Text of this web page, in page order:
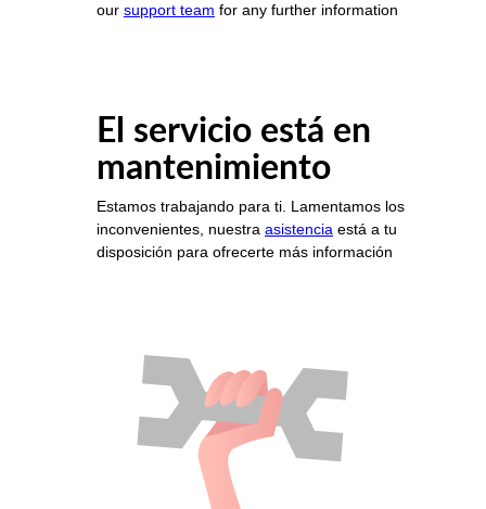
our support team for any further information
El servicio está en
mantenimiento
Estamos trabajando para ti. Lamentamos los
inconvenientes, nuestra asistencia está a tu
disposición para ofrecerte más información